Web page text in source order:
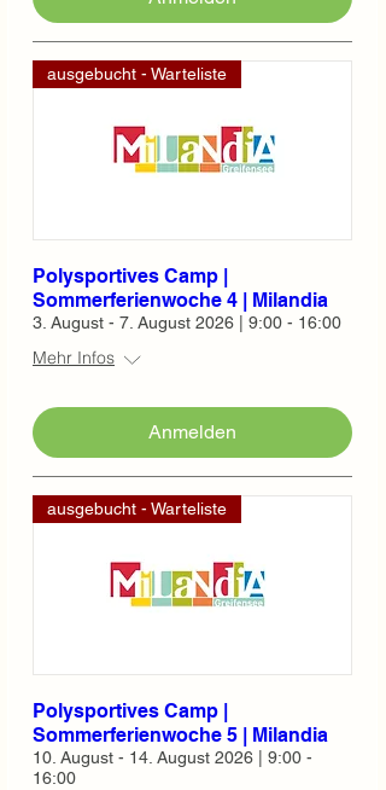
ausgebucht - Warteliste
Polysportives Camp |
Sommerferienwoche 4 | Milandia
3. August - 7. August 2026 | 9:00 - 16:00
Mehr Infos
Anmelden
ausgebucht - Warteliste
Polysportives Camp |
Sommerferienwoche 5 | Milandia
10. August - 14. August 2026 | 9:00 -
16:00